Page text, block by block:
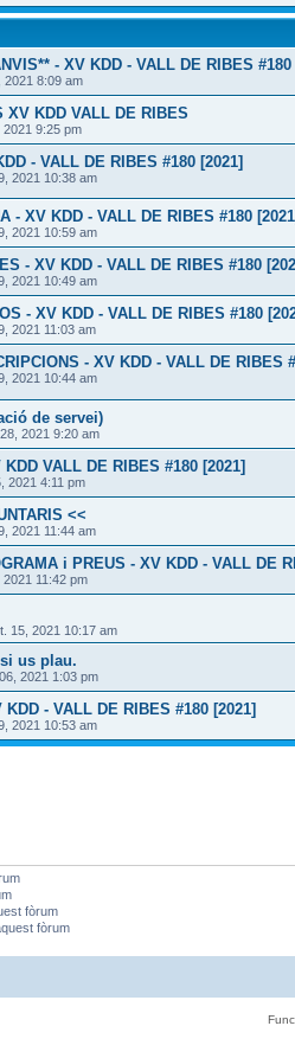
- XV KDD - VALL DE RIBES #180
2021 8:09 am
XV KDD VALL DE RIBES
9:25 pm
- VALL DE RIBES #180 [2021]
2021 10:38 am
- XV KDD - VALL DE RIBES #180
2021 10:59 am
- XV KDD - VALL DE RIBES #180
2021 10:49 am
- XV KDD - VALL DE RIBES #180
2021 11:03 am
- XV KDD - VALL DE RIBES
2021 10:44 am
de servei)
2021 9:20 am
VALL DE RIBES #180 [2021]
2021 4:11 pm
<<
2021 11:44 am
i PREUS - XV KDD - VALL DE
11:42 pm
15, 2021 10:17 am
us plau.
2021 1:03 pm
- VALL DE RIBES #180 [2021]
2021 10:53 am
fòrum
fòrum